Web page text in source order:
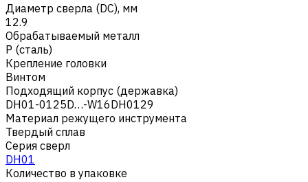
Диаметр сверла (DC), мм
12.9
Обрабатываемый металл
Р (сталь)
Крепление головки
Винтом
Подходящий корпус (державка)
DH01-0125D…-W16DH0129
Материал режущего инструмента
Твердый сплав
Серия сверл
DH01
Количество в упаковке